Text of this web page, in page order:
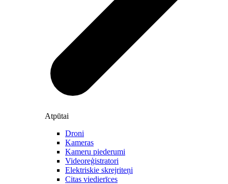
Atpūtai
Droni
Kameras
Kameru piederumi
Videoreģistratori
Elektriskie skrejriteņi
Citas viedierīces